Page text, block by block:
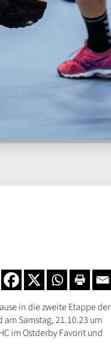
in die zweite Etappe der
am Samstag, 21.10.23 um
im Ostderby Favorit und